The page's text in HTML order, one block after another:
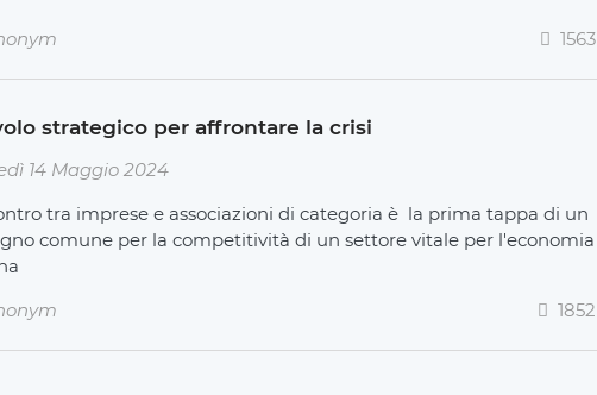
1563
strategico per affrontare la crisi
14 Maggio 2024
tra imprese e associazioni di categoria è la prima tappa di un
comune per la competitività di un settore vitale per l'economia
1852